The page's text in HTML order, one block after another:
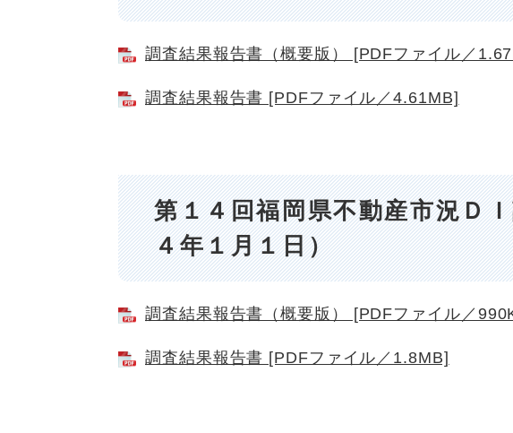
調査結果報告書（概要版） [PDFファイル／
調査結果報告書 [PDFファイル／4.61MB]
第１４回福岡県不動産市況Ｄ
４年１月１日）
調査結果報告書（概要版） [PDFファイル／
調査結果報告書 [PDFファイル／1.8MB]